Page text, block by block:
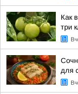
Как
три
для